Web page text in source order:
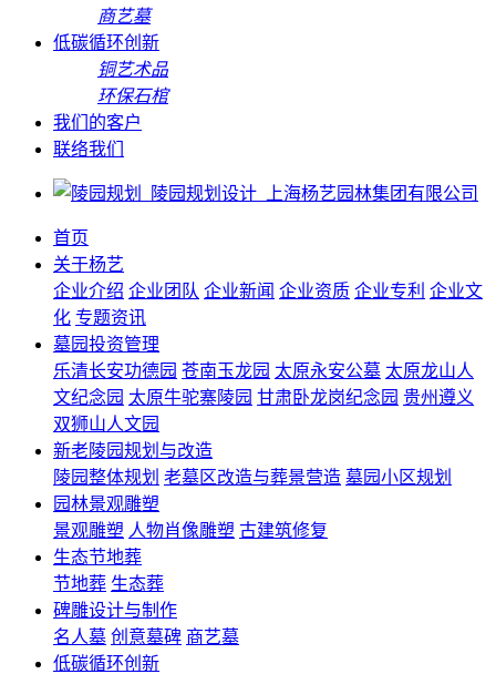
商艺墓
低碳循环创新
铜艺术品
环保石棺
我们的客户
联络我们
首页
关于杨艺
企业介绍 企业团队 企业新闻 企业资质 企业专利 企业文
化 专题资讯
墓园投资管理
乐清长安功德园 苍南玉龙园 太原永安公墓 太原龙山人
文纪念园 太原牛驼寨陵园 甘肃卧龙岗纪念园 贵州遵义
双狮山人文园
新老陵园规划与改造
陵园整体规划 老墓区改造与葬景营造 墓园小区规划
园林景观雕塑
景观雕塑 人物肖像雕塑 古建筑修复
生态节地葬
节地葬 生态葬
碑雕设计与制作
名人墓 创意墓碑 商艺墓
低碳循环创新